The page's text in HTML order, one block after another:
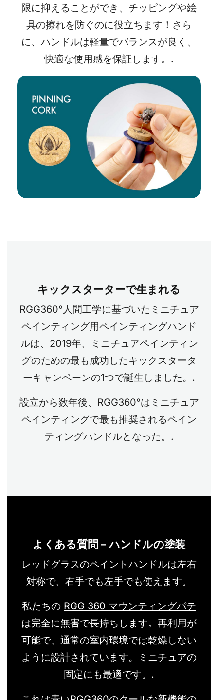
限に抑えることができ、チッピングや絵
具の擦れを防ぐのに役立ちます！さら
に、ハンドルは軽量でバランスが良く、
快適な使用感を保証します。.
キックスターターで生まれる
RGG360°人間工学に基づいたミニチュア
ペインティング用ペインティングハンド
ルは、2019年、ミニチュアペインティン
グのための最も成功したキックスタータ
ーキャンペーンの1つで誕生しました。.
設立から数年後、RGG360°はミニチュア
ペインティングで最も推奨されるペイン
ティングハンドルとなった。.
よくある質問 – ハンドルの塗装
レッドグラスのペイントハンドルは左右
対称で、右手でも左手でも使えます。
私たちの RGG 360 マウンティングパテ
は完全に無害で長持ちします。再利用が
可能で、通常の室内環境では乾燥しない
ように設計されています。ミニチュアの
固定にも最適です。.